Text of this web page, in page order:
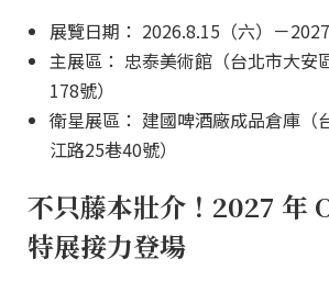
展覽日期： 2026.8.15（六）－
主展區： 忠泰美術館（台北市大安
178號）
衛星展區： 建國啤酒廠成品倉庫（
江路25巷40號）
不只藤本壯介！2027 年
特展接力登場